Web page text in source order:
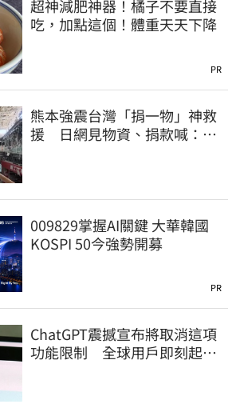
超神減肥神器！橘子不要直接
吃，加點這個！體重天天下降
PR
熊本強震台灣「捐一物」神救
援 日網見物資、捐款喊：給
009829掌握AI關鍵 大華韓國
KOSPI 50今強勢開募
PR
ChatGPT震撼宣布將取消這項
功能限制 全球用戶即刻起